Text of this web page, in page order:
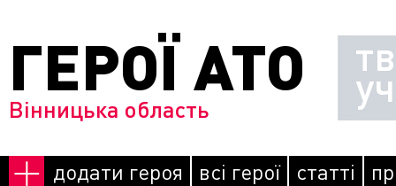
ГЕРОЇ АТО
Вінницька область
додати героя всі герої статті